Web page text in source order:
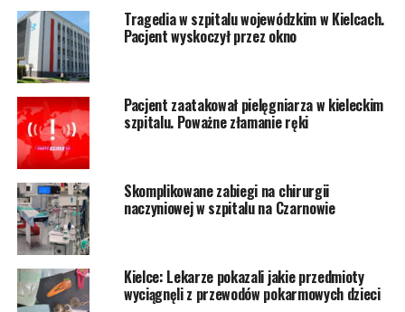
Tragedia w szpitalu wojewódzkim w Kielcach.
Pacjent wyskoczył przez okno
Pacjent zaatakował pielęgniarza w kieleckim
szpitalu. Poważne złamanie ręki
Skomplikowane zabiegi na chirurgii
naczyniowej w szpitalu na Czarnowie
Kielce: Lekarze pokazali jakie przedmioty
wyciągnęli z przewodów pokarmowych dzieci